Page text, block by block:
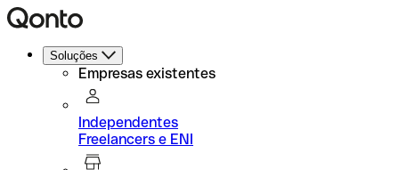
Soluções
Empresas existentes
Independentes
Freelancers e ENI